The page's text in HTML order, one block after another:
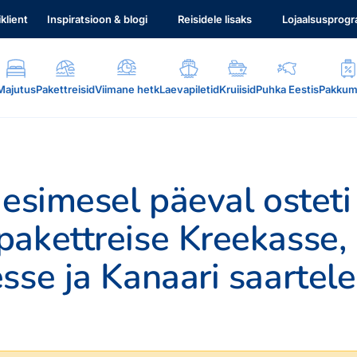
Inspiratsioon & blogi Reisidele lisaks
PakettreisidViimane hetkLaevapiletidKruiisidPuhka Eestis
päeval
Kreekasse,
ja Kanaari saartele